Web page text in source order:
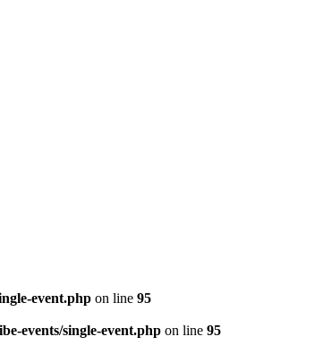
event.php on line 95
events/single-event.php on line 95